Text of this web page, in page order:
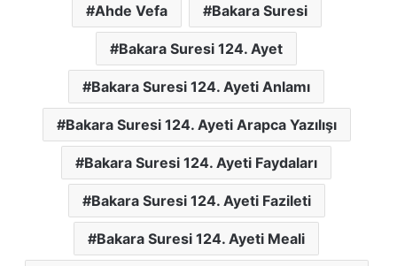
Ahde Vefa Bakara Suresi
Bakara Suresi 124. Ayet
Bakara Suresi 124. Ayeti Anlamı
Bakara Suresi 124. Ayeti Arapca Yazılışı
Bakara Suresi 124. Ayeti Faydaları
Bakara Suresi 124. Ayeti Fazileti
Bakara Suresi 124. Ayeti Meali